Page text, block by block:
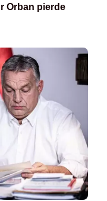
Orban pierde